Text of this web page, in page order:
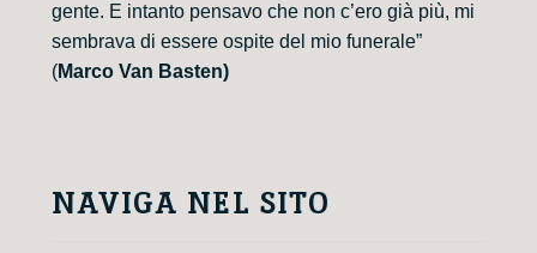
gente. E intanto pensavo che non c’ero già più, mi
sembrava di essere ospite del mio funerale”
(Marco Van Basten)
NAVIGA NEL SITO